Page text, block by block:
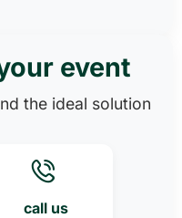
event
the ideal solution
call us